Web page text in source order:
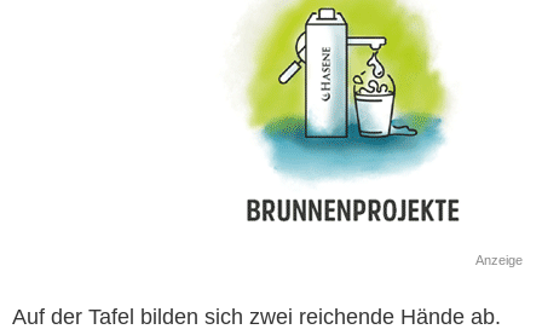
Anzeige
Auf der Tafel bilden sich zwei reichende Hände ab.